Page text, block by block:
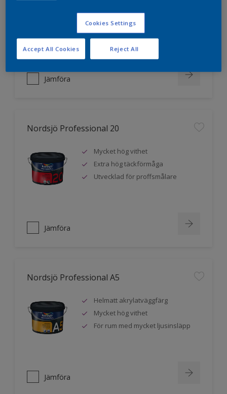
Lättare att applicera och fördela
färgen
Utmärkt täckförmåga
Jämföra
Nordsjö Professional 20
Mycket hög vithet
Extra hög täckförmåga
Utvecklad för proffsmålare
Jämföra
Nordsjö Professional A5
Helmatt akrylatväggfärg
Mycket hög vithet
För rum med mycket ljusinsläpp
Jämföra
Cookies Settings
Reject All
Accept All Cookies